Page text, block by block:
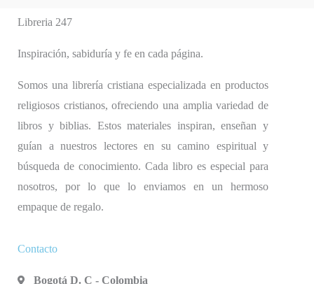
Libreria 247
Inspiración, sabiduría y fe en cada página.
Somos una librería cristiana especializada en productos
religiosos cristianos, ofreciendo una amplia variedad de
libros y biblias. Estos materiales inspiran, enseñan y
guían a nuestros lectores en su camino espiritual y
búsqueda de conocimiento. Cada libro es especial para
nosotros, por lo que lo enviamos en un hermoso
empaque de regalo.
Contacto
Bogotá D. C - Colombia